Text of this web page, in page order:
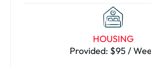
HOUSING
Provided: $95 /